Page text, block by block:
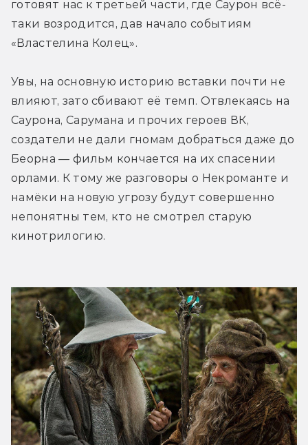
готовят нас к третьей части, где Саурон всё-
таки возродится, дав начало событиям
«Властелина Колец».
Увы, на основную историю вставки почти не
влияют, зато сбивают её темп. Отвлекаясь на
Саурона, Сарумана и прочих героев ВК,
создатели не дали гномам добраться даже до
Беорна — фильм кончается на их спасении
орлами. К тому же разговоры о Некроманте и
намёки на новую угрозу будут совершенно
непонятны тем, кто не смотрел старую
кинотрилогию.